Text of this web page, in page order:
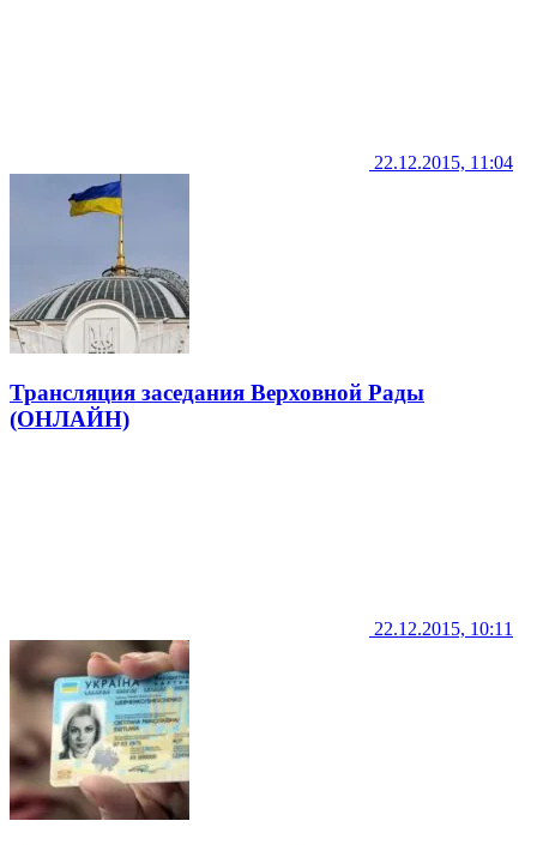
22.12.2015, 11:04
Трансляция заседания Верховной Рады
(ОНЛАЙН)
22.12.2015, 10:11